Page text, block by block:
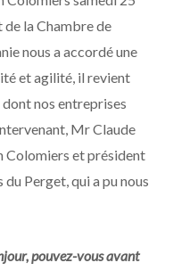
la Chambre de
nous a accordé une
et agilité, il revient
nos entreprises
Mr Claude
Colomiers et président
Perget, qui a pu nous
pouvez-vous avant